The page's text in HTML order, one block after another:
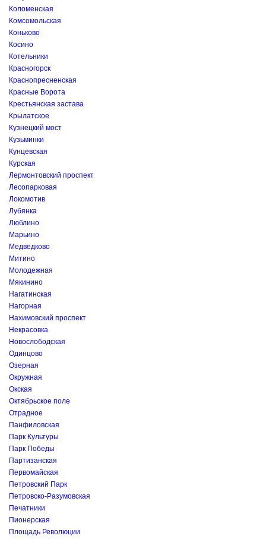
Коломенская
Комсомольская
Коньково
Косино
Котельники
Красногорск
Краснопресненская
Красные Ворота
Крестьянская застава
Крылатское
Кузнецкий мост
Кузьминки
Кунцевская
Курская
Лермонтовский проспект
Лесопарковая
Локомотив
Лубянка
Люблино
Марьино
Медведково
Митино
Молодежная
Мякинино
Нагатинская
Нагорная
Нахимовский проспект
Некрасовка
Новослободская
Одинцово
Озерная
Окружная
Окская
Октябрьское поле
Отрадное
Панфиловская
Парк Культуры
Парк Победы
Партизанская
Первомайская
Петровский Парк
Петровско-Разумовская
Печатники
Пионерская
Площадь Революции